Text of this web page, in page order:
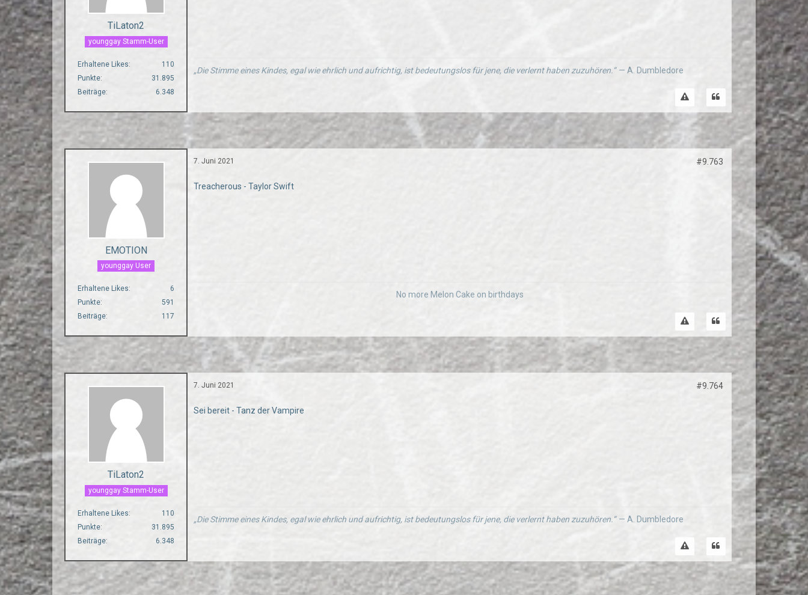
TiLaton2
younggay Stamm-User
Erhaltene Likes
110
Punkte
31.895
Beiträge
6.348
„Die Stimme eines Kindes, egal wie ehrlich und aufrichtig, ist bedeutungslos für jene, die verlernt haben zuzuhören.“ — A. Dumbledore
EMOTION
younggay User
Erhaltene Likes
6
Punkte
591
Beiträge
117
7. Juni 2021 #9.763
Treacherous - Taylor Swift
No more Melon Cake on birthdays
TiLaton2
younggay Stamm-User
Erhaltene Likes
110
Punkte
31.895
Beiträge
6.348
7. Juni 2021 #9.764
Sei bereit - Tanz der Vampire
„Die Stimme eines Kindes, egal wie ehrlich und aufrichtig, ist bedeutungslos für jene, die verlernt haben zuzuhören.“ — A. Dumbledore